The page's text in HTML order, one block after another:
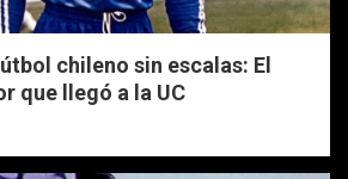
chileno sin escalas: El
que llegó a la UC